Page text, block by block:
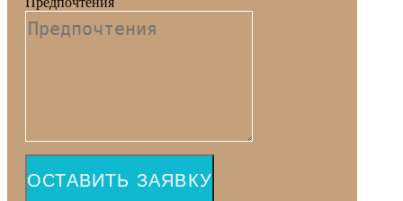
ОСТАВИТЬ ЗАЯВКУ